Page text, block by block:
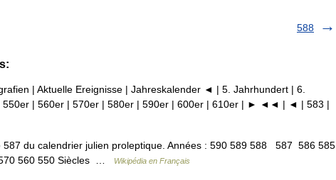
588
| Aktuelle Ereignisse | Jahreskalender ◄ | 5. Jahrhundert | 6.
| 560er | 570er | 580er | 590er | 600er | 610er | ► ◄◄ | ◄ | 583 |
du calendrier julien proleptique. Années : 590 589 588 587 586 585
560 550 Siècles …
Wikipédia en Français